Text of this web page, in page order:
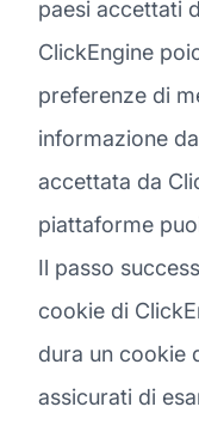
paesi accettati
ClickEngine
preferenze di
informazione
accettata da
piattaforme
Il passo
cookie di
dura un cookie
assicurati di